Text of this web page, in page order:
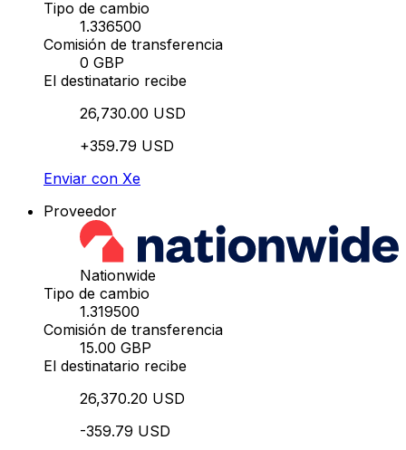
Tipo de cambio
1.336500
Comisión de transferencia
0 GBP
El destinatario recibe
26,730.00 USD
+359.79 USD
Enviar con Xe
Proveedor
Nationwide
Tipo de cambio
1.319500
Comisión de transferencia
15.00 GBP
El destinatario recibe
26,370.20 USD
-359.79 USD